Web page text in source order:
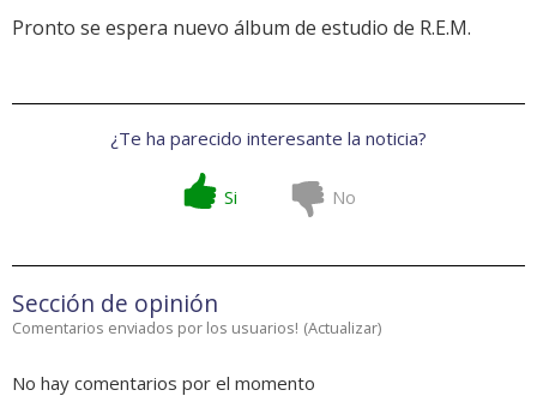
Pronto se espera nuevo álbum de estudio de R.E.M.
¿Te ha parecido interesante la noticia?
Si No
Sección de opinión
Comentarios enviados por los usuarios! (Actualizar)
No hay comentarios por el momento